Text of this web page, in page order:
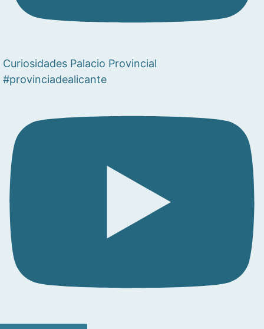
Curiosidades Palacio Provincial
#provinciadealicante